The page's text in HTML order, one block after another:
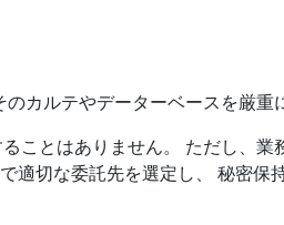
カルテやデーターベースを厳重
とはありません。 ただし、
切な委託先を選定し、 秘密保